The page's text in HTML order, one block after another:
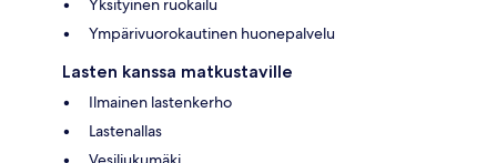
Yksityinen ruokailu
Ympärivuorokautinen huonepalvelu
Lasten kanssa matkustaville
Ilmainen lastenkerho
Lastenallas